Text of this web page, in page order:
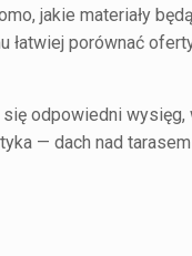
jakie materiały
łatwiej porównać
odpowiedni wysięg,
— dach nad